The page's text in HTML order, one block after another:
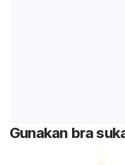
Gunakan bra